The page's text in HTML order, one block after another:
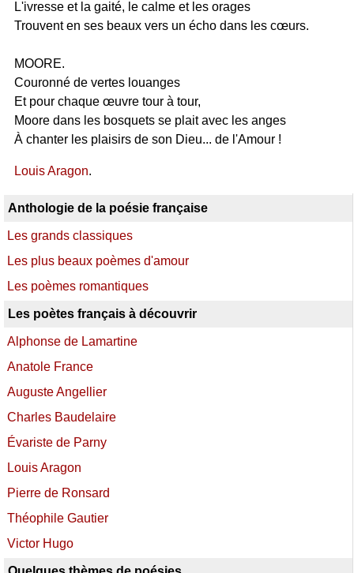
L'ivresse et la gaité, le calme et les orages
Trouvent en ses beaux vers un écho dans les cœurs.
MOORE.
Couronné de vertes louanges
Et pour chaque œuvre tour à tour,
Moore dans les bosquets se plait avec les anges
À chanter les plaisirs de son Dieu... de l'Amour !
Louis Aragon.
Anthologie de la poésie française
Les grands classiques
Les plus beaux poèmes d'amour
Les poèmes romantiques
Les poètes français à découvrir
Alphonse de Lamartine
Anatole France
Auguste Angellier
Charles Baudelaire
Évariste de Parny
Louis Aragon
Pierre de Ronsard
Théophile Gautier
Victor Hugo